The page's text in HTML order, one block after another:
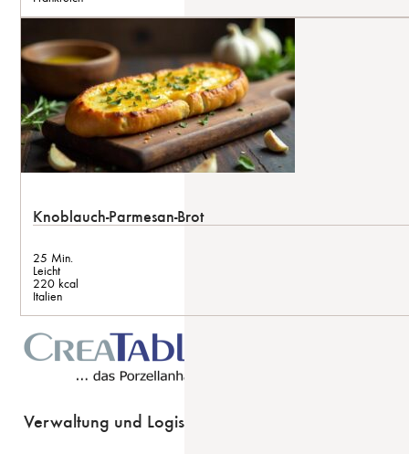
Knoblauch-Parmesan-Brot
25 Min.
Leicht
220 kcal
Italien
Verwaltung und Logistik